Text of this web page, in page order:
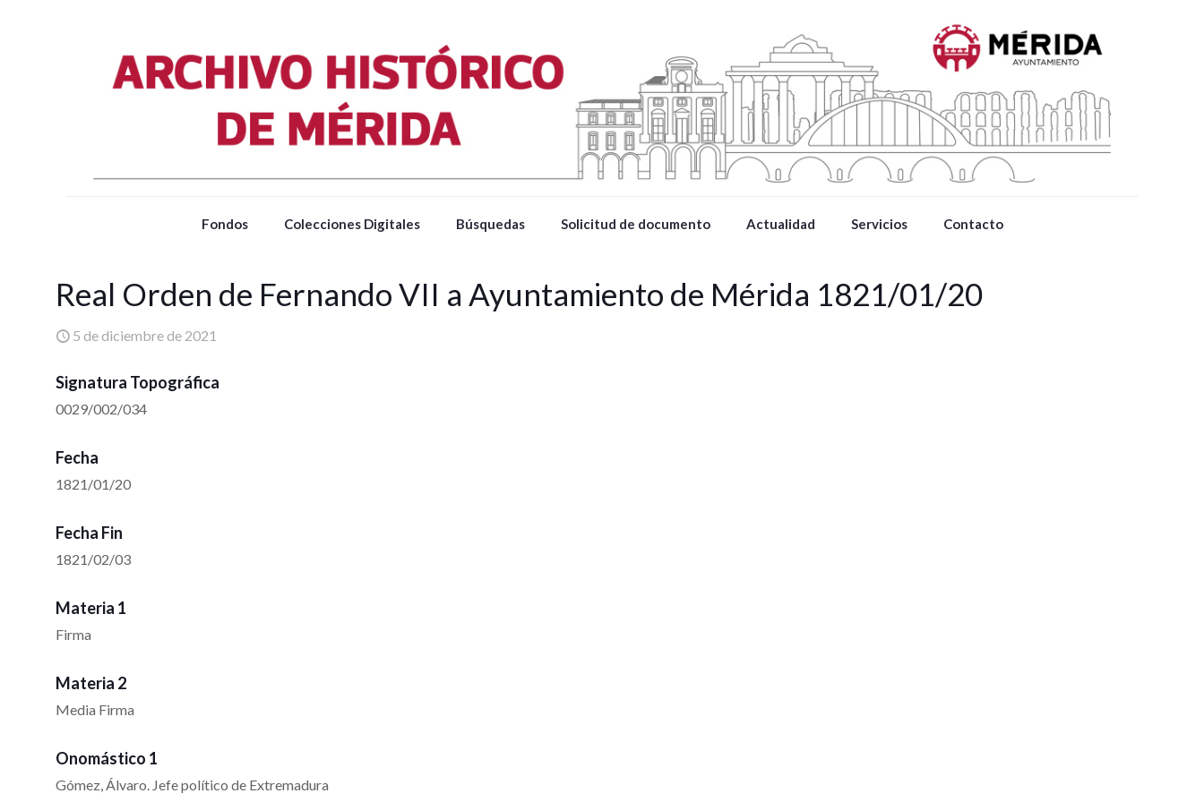
Fondos Colecciones Digitales Búsquedas Solicitud de documento Actualidad Servicios Contacto
Real Orden de Fernando VII a Ayuntamiento de Mérida 1821/01/20
5 de diciembre de 2021
Signatura Topográfica
0029/002/034
Fecha
1821/01/20
Fecha Fin
1821/02/03
Materia 1
Firma
Materia 2
Media Firma
Onomástico 1
Gómez, Álvaro. Jefe político de Extremadura